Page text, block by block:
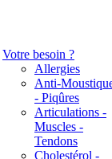
Votre besoin ?
Allergies
Anti-
- Piqûres
Articulations -
Muscles -
Tendons
Cholestérol -